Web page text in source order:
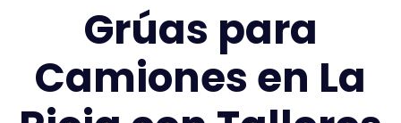
Grúas para
Camiones en La